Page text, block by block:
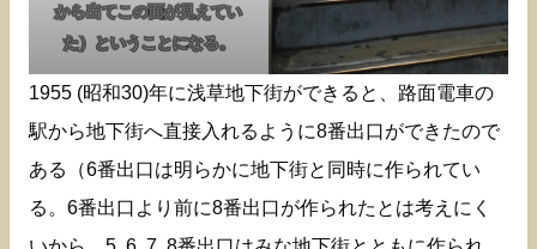
から出てこの面が見えてい
た）ということになる。
1955 (昭和30)年に浅草地下街ができると、路面電車の
駅から地下街へ直接入れるように8番出口ができたので
ある（6番出口は明らかに地下街と同時に作られてい
る。6番出口より前に8番出口が作られたとは考えにく